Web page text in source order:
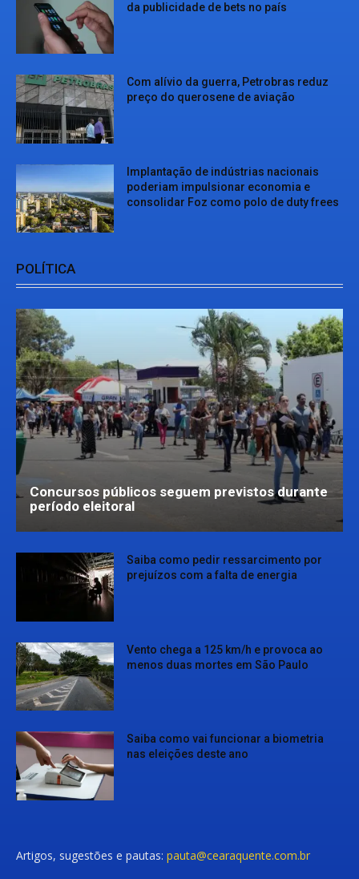
da publicidade de bets no país
Com alívio da guerra, Petrobras reduz
preço do querosene de aviação
Implantação de indústrias nacionais
poderiam impulsionar economia e
consolidar Foz como polo de duty frees
POLÍTICA
Concursos públicos seguem previstos durante
período eleitoral
Saiba como pedir ressarcimento por
prejuízos com a falta de energia
Vento chega a 125 km/h e provoca ao
menos duas mortes em São Paulo
Saiba como vai funcionar a biometria
nas eleições deste ano
Artigos, sugestões e pautas: pauta@cearaquente.com.br